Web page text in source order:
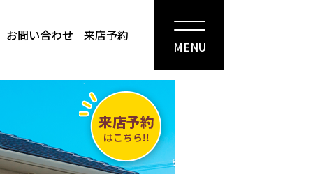
お問い合わせ 来店予約
MENU